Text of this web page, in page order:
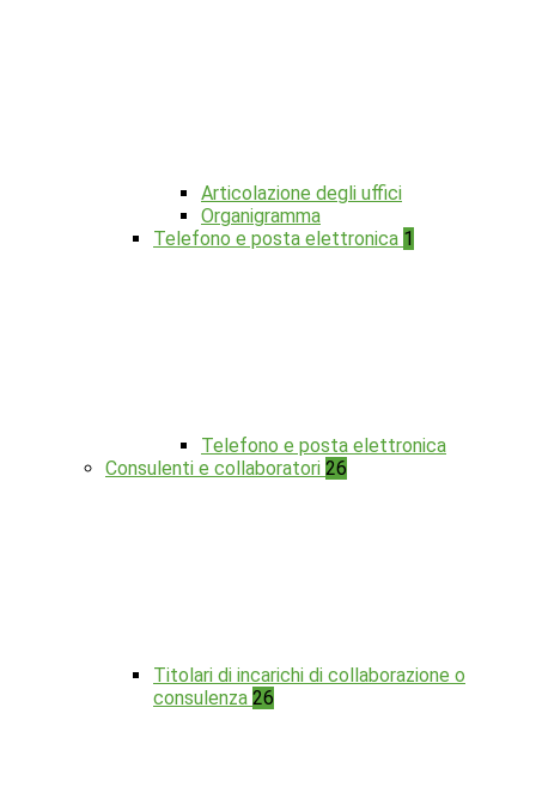
Articolazione degli uffici
Organigramma
Telefono e posta elettronica 1
Telefono e posta elettronica
Consulenti e collaboratori 26
Titolari di incarichi di collaborazione o
consulenza 26